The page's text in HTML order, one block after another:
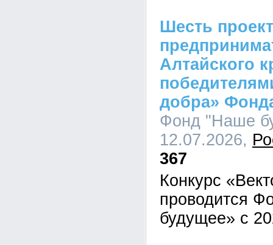
Шесть
Алтайского
добра»
Фонд "Наше
12.07.2026,
367
Конкурс
проводится
будущее» с